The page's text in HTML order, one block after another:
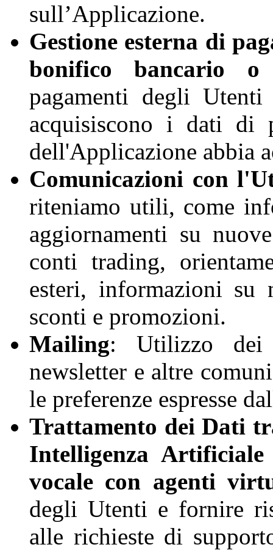
sull’Applicazione.
Gestione esterna di
bonifico bancario
pagamenti degli Utenti
acquisiscono i dati di
dell'Applicazione abbia
Comunicazioni con
riteniamo utili, come
aggiornamenti su
conti trading,
esteri, informazioni su
sconti e promozioni.
Mailing: Utilizzo dei
newsletter e altre
le preferenze espresse
Trattamento dei Dati
Intelligenza
vocale con agenti
degli Utenti e fornire
alle richieste di